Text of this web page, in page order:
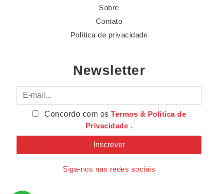
Sobre
Contato
Política de privacidade
Newsletter
E-mail
Concordo com osTermos & Política de
Privacidade .
Siga-nos nas redes sociais